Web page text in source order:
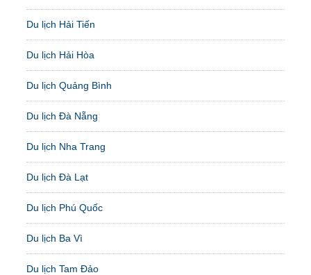
Du lịch Hải Tiến
Du lịch Hải Hòa
Du lịch Quảng Bình
Du lịch Đà Nẵng
Du lịch Nha Trang
Du lịch Đà Lạt
Du lịch Phú Quốc
Du lịch Ba Vì
Du lịch Tam Đảo